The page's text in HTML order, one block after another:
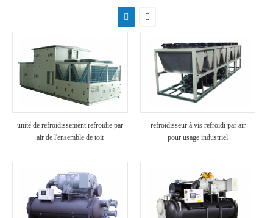
unité de refroidissement refroidie par
air de l'ensemble de toit
refroidisseur à vis refroidi par air
pour usage industriel